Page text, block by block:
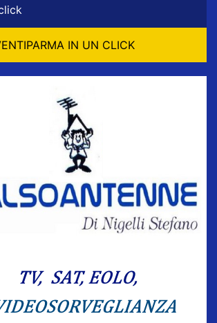
IN UN CLICK